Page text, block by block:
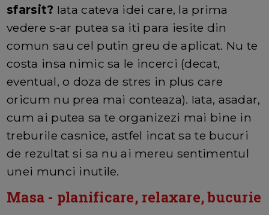
sfarsit? Iata cateva idei care, la prima
vedere s-ar putea sa iti para iesite din
comun sau cel putin greu de aplicat. Nu te
costa insa nimic sa le incerci (decat,
eventual, o doza de stres in plus care
oricum nu prea mai conteaza). Iata, asadar,
cum ai putea sa te organizezi mai bine in
treburile casnice, astfel incat sa te bucuri
de rezultat si sa nu ai mereu sentimentul
unei munci inutile.
Masa - planificare, relaxare, bucurie